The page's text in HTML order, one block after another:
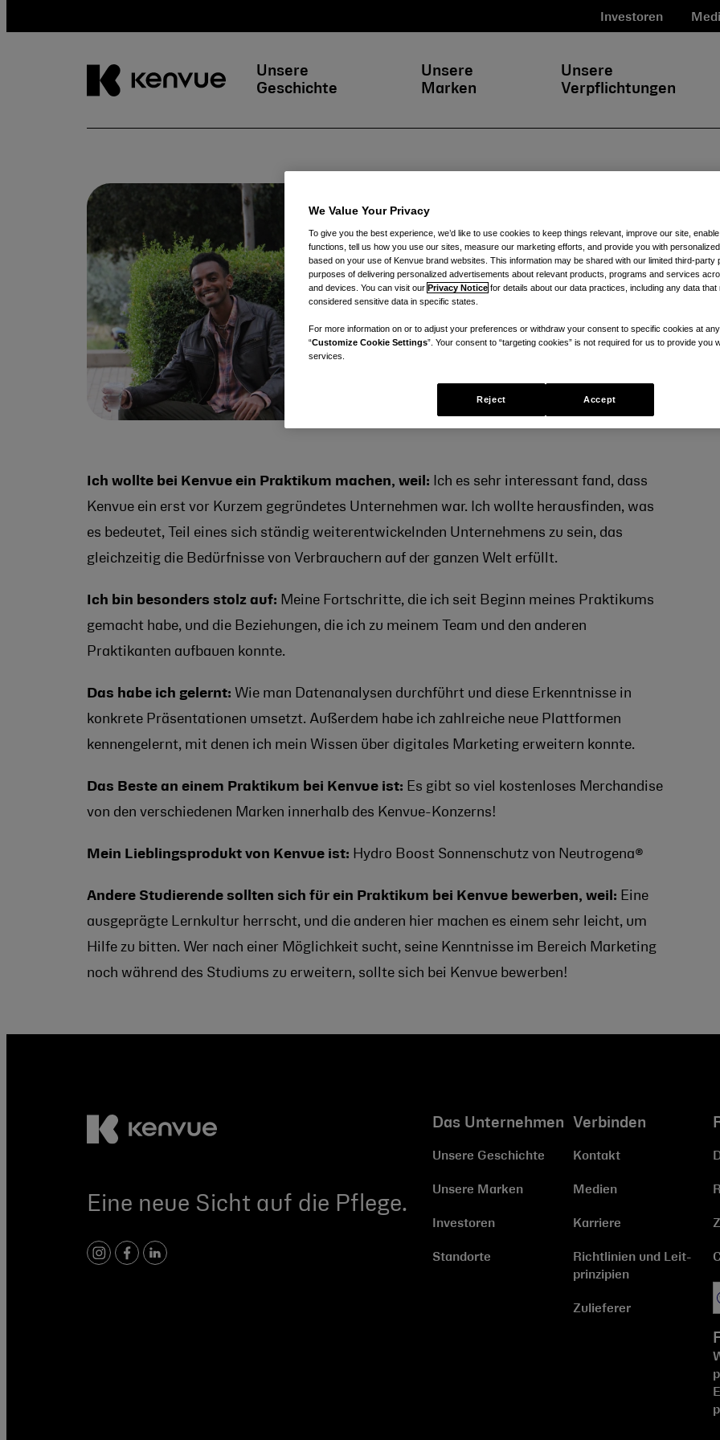
Investoren
Unsere
Geschichte
Unsere
Marken
Unsere
Verpflichtungen
Surafuel (Safy)
University of California, Riverside, Jahrgang 2024
mailen
DruckenKopieren
Ich wollte bei Kenvue ein Praktikum machen, weil: Ich es sehr interessant fand, dass
Kenvue ein erst vor Kurzem gegründetes Unternehmen war. Ich wollte herausfinden, was
es bedeutet, Teil eines sich ständig weiterentwickelnden Unternehmens zu sein, das
gleichzeitig die Bedürfnisse von Verbrauchern auf der ganzen Welt erfüllt.
Ich bin besonders stolz auf: Meine Fortschritte, die ich seit Beginn meines Praktikums
gemacht habe, und die Beziehungen, die ich zu meinem Team und den anderen
Praktikanten aufbauen konnte.
Das habe ich gelernt: Wie man Datenanalysen durchführt und diese Erkenntnisse in
konkrete Präsentationen umsetzt. Außerdem habe ich zahlreiche neue Plattformen
kennengelernt, mit denen ich mein Wissen über digitales Marketing erweitern konnte.
Das Beste an einem Praktikum bei Kenvue ist: Es gibt so viel kostenloses Merchandise
von den verschiedenen Marken innerhalb des Kenvue-Konzerns!
Mein Lieblingsprodukt von Kenvue ist: Hydro Boost Sonnenschutz von Neutrogena®
Andere Studierende sollten sich für ein Praktikum bei Kenvue bewerben, weil: Eine
ausgeprägte Lernkultur herrscht, und die anderen hier machen es einem sehr leicht, um
Hilfe zu bitten. Wer nach einer Möglichkeit sucht, seine Kenntnisse im Bereich Marketing
noch während des Studiums zu erweitern, sollte sich bei Kenvue bewerben!
Eine neue Sicht auf die Pflege.
Instagram
Facebook
LinkedIn
Das Unternehmen
Unsere Geschichte
Unsere Marken
Investoren
Standorte
Verbinden
Kontakt
Medien
Karriere
Richtlinien und Leit­
prinzipien
Zulieferer
We Value Your Privacy
To give you the best experience, we’d like to use cookies to keep things relevant, improve our site,
functions, tell us how you use our sites, measure our marketing efforts, and provide you with
based on your use of Kenvue brand websites. This information may be shared with our limited third-party
purposes of delivering personalized advertisements about relevant products, programs and services
and devices. You can visit our Privacy Notice for details about our data practices, including any data that
considered sensitive data in specific states.
For more information on or to adjust your preferences or withdraw your consent to specific cookies at
“Customize Cookie Settings”. Your consent to “targeting cookies” is not required for us to provide you
services.
Reject Accept